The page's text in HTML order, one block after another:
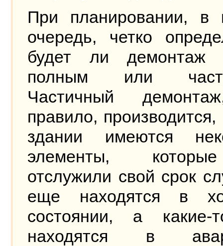
При планировании, в
очередь, четко
будет ли демонтаж
полным или
Частичный
правило, производится,
здании имеются
элементы,
отслужили свой срок
еще находятся в
состоянии, а какие-
находятся в